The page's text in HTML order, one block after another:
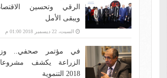
الرقي وتحسين
ويبقى الأمل
السبت، 22 ديسمبر 2018 01:00 م
في مؤتمر صحفي..
الزراعة يكشف
2018 التنموية